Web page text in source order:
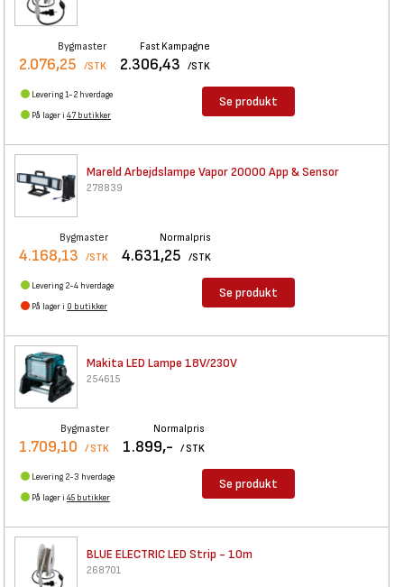
Bygmaster
2.076,25 /STK
Fast Kampagne
2.306,43 /STK
Levering 1-2 hverdage
På lager i 47 butikker
Se produkt
Mareld Arbejdslampe Vapor20000 App & Sensor
278839
Bygmaster
4.168,13 /STK
Normalpris
4.631,25 /STK
Levering 2-4 hverdage
På lager i 0 butikker
Se produkt
Makita LED Lampe 18V/230V
254615
Bygmaster
1.709,10 / STK
Normalpris
1.899,- / STK
Levering 2-3 hverdage
På lager i 45 butikker
Se produkt
BLUE ELECTRIC LED Strip - 10m
268701